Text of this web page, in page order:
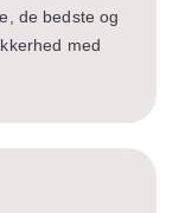
de bedste og
med